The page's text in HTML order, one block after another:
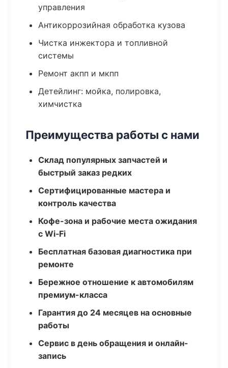
управления
Антикоррозийная обработка кузова
Чистка инжектора и топливной
системы
Ремонт акпп и мкпп
Детейлинг: мойка, полировка,
химчистка
Преимущества работы с нами
Склад популярных запчастей и
быстрый заказ редких
Сертифицированные мастера и
контроль качества
Кофе-зона и рабочие места ожидания
с Wi‑Fi
Бесплатная базовая диагностика при
ремонте
Бережное отношение к автомобилям
премиум-класса
Гарантия до 24 месяцев на основные
работы
Сервис в день обращения и онлайн-
запись